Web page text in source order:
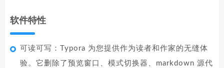
软件特性
可读可写：Typora 为您提供作为读者和作家的无缝体
验。它删除了预览窗口、模式切换器、markdown 源代